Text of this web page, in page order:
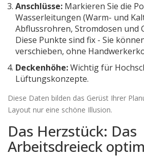
Anschlüsse: Markieren Sie die
Wasserleitungen (Warm- und
Abflussrohren, Stromdosen und
Diese Punkte sind fix - Sie
verschieben, ohne
Deckenhöhe:Wichtig für
Lüftungskonzepte.
Diese Daten bilden das Gerüst Ihrer
Layout nur eine schöne Illusion.
Das Herzstück: Das
Arbeitsdreieck